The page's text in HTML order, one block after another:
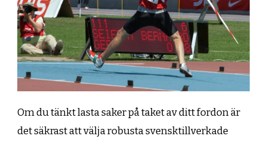
Om du tänkt lasta saker på taket av ditt fordon är
det säkrast att välja robusta svensktillverkade